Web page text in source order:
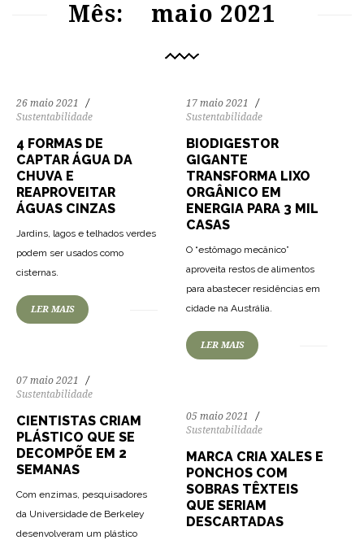
Mês: maio 2021
26 maio 2021
Sustentabilidade
4 FORMAS DE
CAPTAR ÁGUA DA
CHUVA E
REAPROVEITAR
ÁGUAS CINZAS
Jardins, lagos e telhados verdes
podem ser usados como
cisternas.
LER MAIS
17 maio 2021
Sustentabilidade
BIODIGESTOR
GIGANTE
TRANSFORMA LIXO
ORGÂNICO EM
ENERGIA PARA 3 MIL
CASAS
O “estômago mecânico”
aproveita restos de alimentos
para abastecer residências em
cidade na Austrália.
LER MAIS
07 maio 2021
Sustentabilidade
CIENTISTAS CRIAM
PLÁSTICO QUE SE
DECOMPÕE EM 2
SEMANAS
Com enzimas, pesquisadores
da Universidade de Berkeley
desenvolveram um plástico
05 maio 2021
Sustentabilidade
MARCA CRIA XALES E
PONCHOS COM
SOBRAS TÊXTEIS
QUE SERIAM
DESCARTADAS